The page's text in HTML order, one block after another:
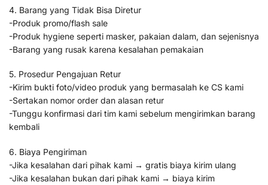
4. Barang yang Tidak Bisa Diretur
-Produk promo/flash sale
-Produk hygiene seperti masker, pakaian dalam, dan sejenisnya
-Barang yang rusak karena kesalahan pemakaian
5. Prosedur Pengajuan Retur
-Kirim bukti foto/video produk yang bermasalah ke CS kami
-Sertakan nomor order dan alasan retur
-Tunggu konfirmasi dari tim kami sebelum mengirimkan barang
kembali
6. Biaya Pengiriman
-Jika kesalahan dari pihak kami → gratis biaya kirim ulang
-Jika kesalahan bukan dari pihak kami → biaya kirim